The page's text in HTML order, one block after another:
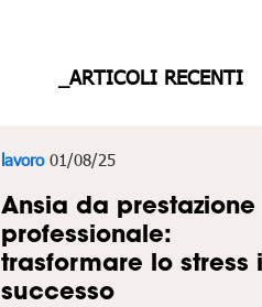
_ARTICOLI RECENTI
lavoro01/08/25
Ansia da prestazione
professionale:
trasformare lo stress
successo